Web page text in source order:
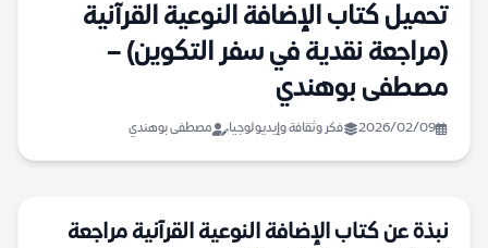
تحميل كتاب الإضافة النوعية القرآنية
(مراجعة نقدية في سفر التكوين) –
مصطفى بوهندي
2026/02/09 فكر وثقافة وإيديولوجيا مصطفى بوهندي
نبذة عن كتاب الإضافة النوعية القرآنية مراجعة